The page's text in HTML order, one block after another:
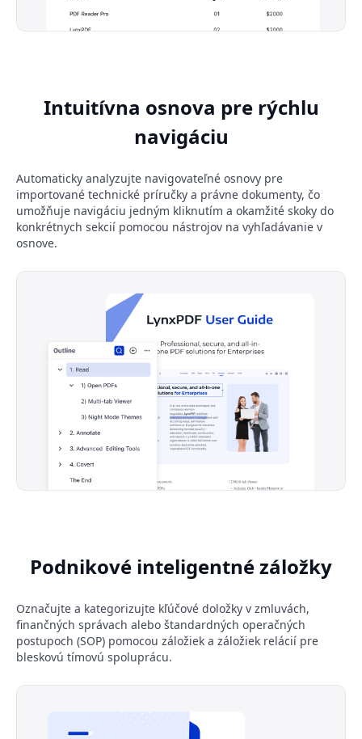
Intuitívna osnova pre rýchlu
navigáciu
Automaticky analyzujte navigovateľné osnovy pre
importované technické príručky a právne dokumenty, čo
umožňuje navigáciu jedným kliknutím a okamžité skoky do
konkrétnych sekcií pomocou nástrojov na vyhľadávanie v
osnove.
Podnikové inteligentné záložky
Označujte a kategorizujte kľúčové doložky v zmluvách,
finančných správach alebo štandardných operačných
postupoch (SOP) pomocou záložiek a záložiek relácií pre
bleskovú tímovú spoluprácu.